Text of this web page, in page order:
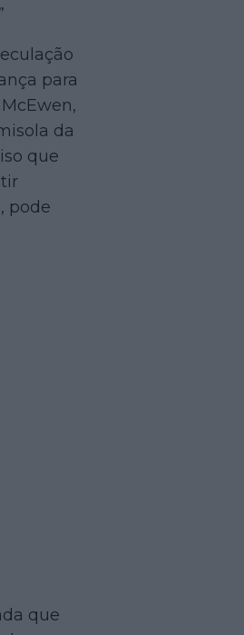
para
da
que
pode
que